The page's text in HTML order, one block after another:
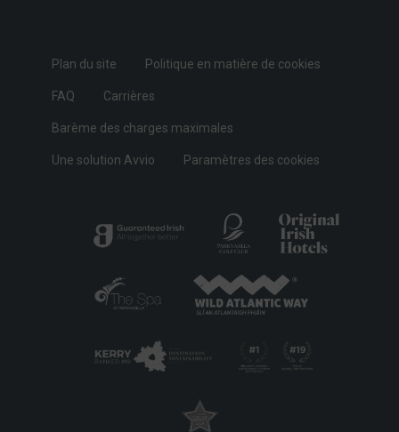
Plan du site Politique en matière de cookies
FAQ Carrières
Barème des charges maximales
Une solution Avvio Paramètres des cookies